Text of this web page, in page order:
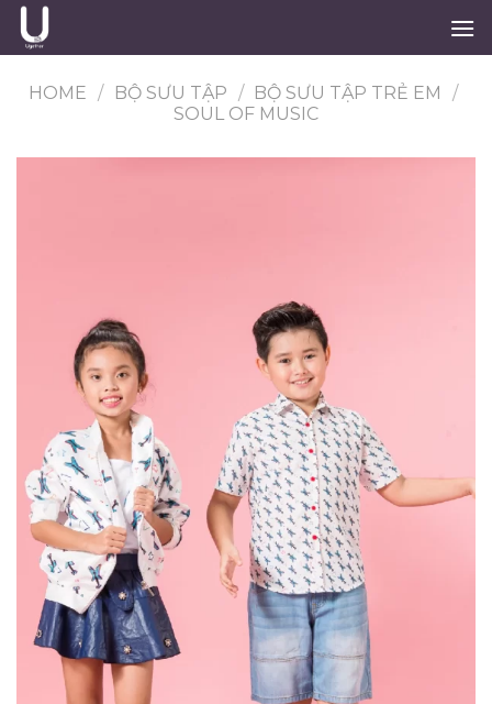
Skip
HOME / BỘ SƯU TẬP / BỘ SƯU TẬP TRẺ EM
/
SOUL OF MUSIC